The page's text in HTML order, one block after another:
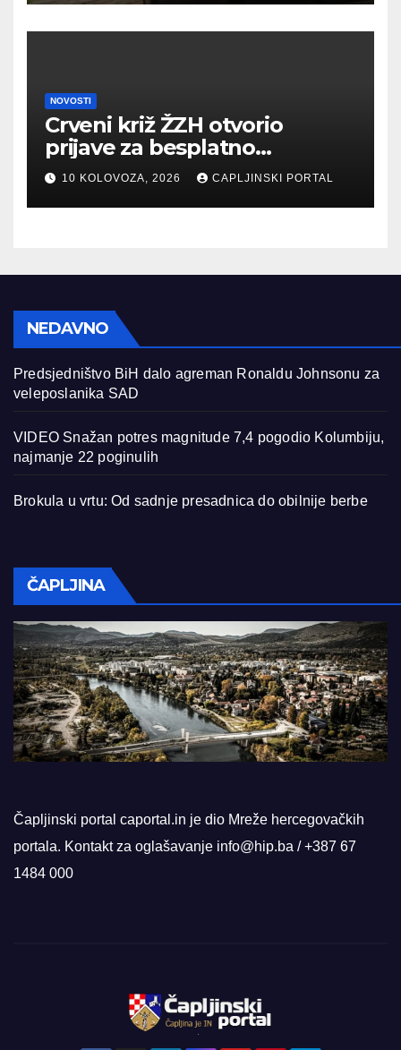
NOVOSTI
Crveni križ ŽZH otvorio
prijave za besplatno
edukativno ljetovanje djece u
N. Vinodolskom
10 KOLOVOZA, 2026 CAPLJINSKI PORTAL
NEDAVNO
Predsjedništvo BiH dalo agreman Ronaldu Johnsonu za
veleposlanika SAD
VIDEO Snažan potres magnitude 7,4 pogodio Kolumbiju,
najmanje 22 poginulih
Brokula u vrtu: Od sadnje presadnica do obilnije berbe
ČAPLJINA
Čapljinski portal caportal.in je dio Mreže hercegovačkih
portala. Kontakt za oglašavanje info@hip.ba / +387 67
1484 000